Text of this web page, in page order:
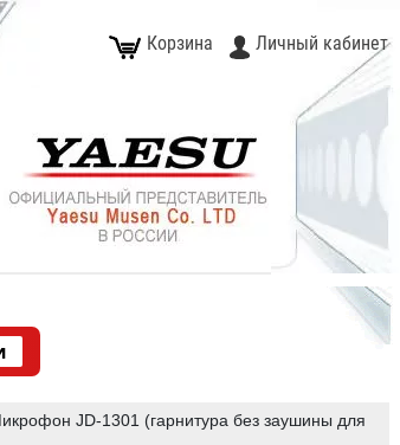
Корзина Личный кабинет
JD-1301 (гарнитура без заушины для